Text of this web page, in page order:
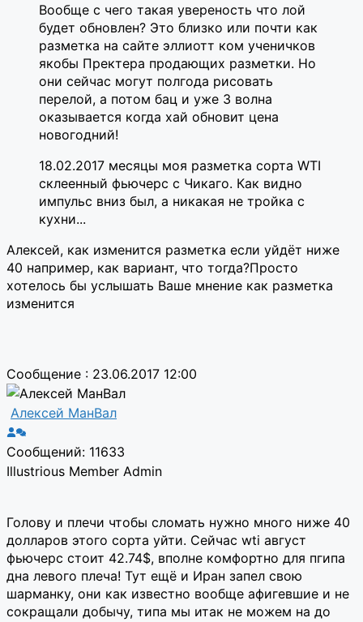
Вообще с чего такая увереность что лой
будет обновлен? Это близко или почти как
разметка на сайте эллиотт ком ученичков
якобы Пректера продающих разметки. Но
они сейчас могут полгода рисовать
перелой, а потом бац и уже 3 волна
оказывается когда хай обновит цена
новогодний!
18.02.2017 месяцы моя разметка сорта WTI
склеенный фьючерс с Чикаго. Как видно
импульс вниз был, а никакая не тройка с
кухни...
Алексей, как изменится разметка если уйдёт ниже
40 например, как вариант, что тогда?Просто
хотелось бы услышать Ваше мнение как разметка
изменится
Сообщение : 23.06.2017 12:00
Алексей МанВал
Сообщений: 11633
Illustrious Member Admin
Голову и плечи чтобы сломать нужно много ниже 40
долларов этого сорта уйти. Сейчас wti август
фьючерс стоит 42.74$, вполне комфортно для пгипа
дна левого плеча! Тут ещё и Иран запел свою
шарманку, они как известно вообще афигевшие и не
сокращали добычу, типа мы итак не можем на до